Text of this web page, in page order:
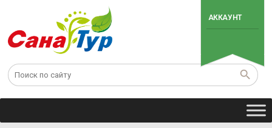
АККАУНТ